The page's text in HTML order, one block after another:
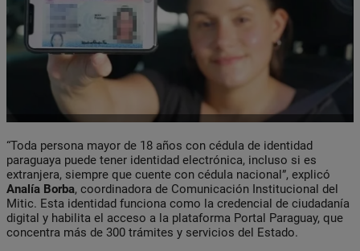
“Toda persona mayor de 18 años con cédula de identidad
paraguaya puede tener identidad electrónica, incluso si es
extranjera, siempre que cuente con cédula nacional”, explicó
Analía Borba, coordinadora de Comunicación Institucional del
Mitic. Esta identidad funciona como la credencial de ciudadanía
digital y habilita el acceso a la plataforma Portal Paraguay, que
concentra más de 300 trámites y servicios del Estado.